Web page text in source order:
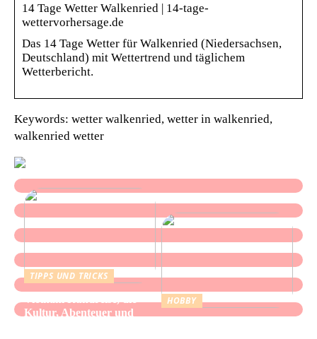
14 Tage Wetter Walkenried | 14-tage-
wettervorhersage.de
Das 14 Tage Wetter für Walkenried (Niedersachsen,
Deutschland) mit Wettertrend und täglichem
Wetterbericht.
Keywords: wetter walkenried, wetter in walkenried,
walkenried wetter
TIPPS UND TRICKS
Kultur, Abenteuer und
HOBBY